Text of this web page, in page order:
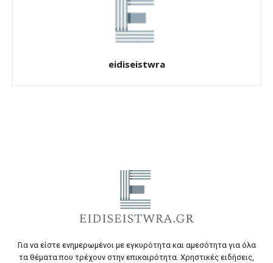
eidiseistwra
Για να είστε ενημερωμένοι με εγκυρότητα και αμεσότητα για όλα
τα θέματα που τρέχουν στην επικαιρότητα. Χρηστικές ειδήσεις,